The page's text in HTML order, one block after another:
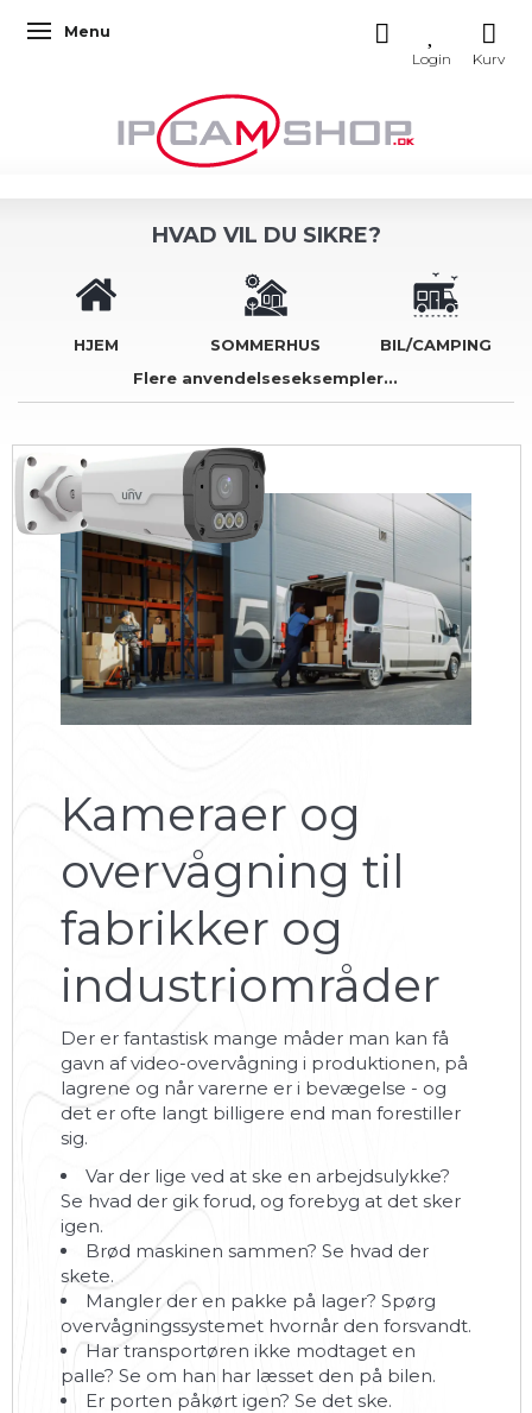
Skifte navigation
Menu
HVAD VIL DU SIKRE?
HJEM SOMMERHUS
BIL/CAMPING
Flere anvendelseseksempler...
Kameraer og
overvågning til
fabrikker og
industriområder
Der er fantastisk mange måder man kan få
gavn af video-overvågning i produktionen, på
lagrene og når varerne er i bevægelse - og
det er ofte langt billigere end man forestiller
sig.
Var der lige ved at ske en arbejdsulykke?
Se hvad der gik forud, og forebyg at det sker
igen.
Brød maskinen sammen? Se hvad der
skete.
Mangler der en pakke på lager? Spørg
overvågningssystemet hvornår den forsvandt.
Har transportøren ikke modtaget en
palle? Se om han har læsset den på bilen.
Er porten påkørt igen? Se det ske.